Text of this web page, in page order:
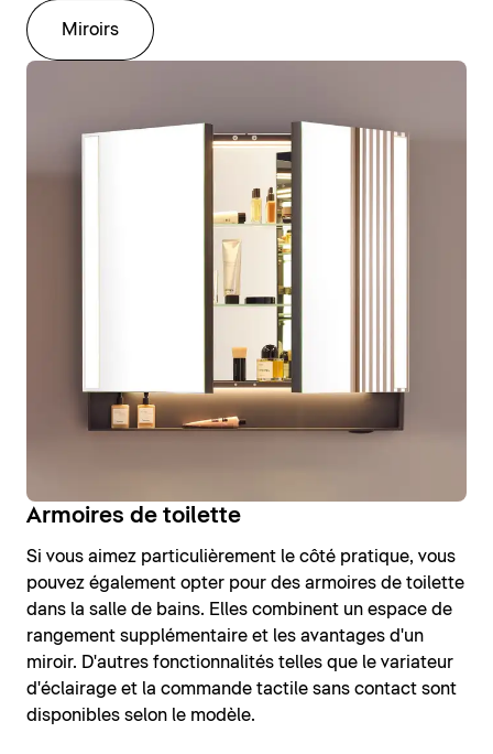
Miroirs
Armoires de toilette
Si vous aimez particulièrement le côté pratique, vous
pouvez également opter pour des armoires de toilette
dans la salle de bains. Elles combinent un espace de
rangement supplémentaire et les avantages d'un
miroir. D'autres fonctionnalités telles que le variateur
d'éclairage et la commande tactile sans contact sont
disponibles selon le modèle.